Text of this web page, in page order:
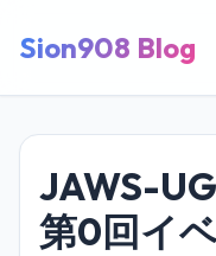
Sion908 Blog
JAWS-
第0回イ